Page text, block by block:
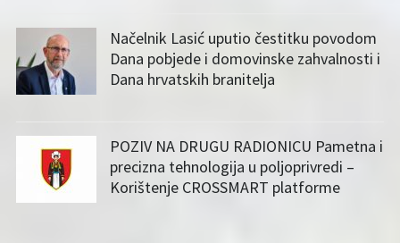
Načelnik Lasić uputio čestitku povodom
Dana pobjede i domovinske zahvalnosti i
Dana hrvatskih branitelja
POZIV NA DRUGU RADIONICU Pametna i
precizna tehnologija u poljoprivredi –
Korištenje CROSSMART platforme